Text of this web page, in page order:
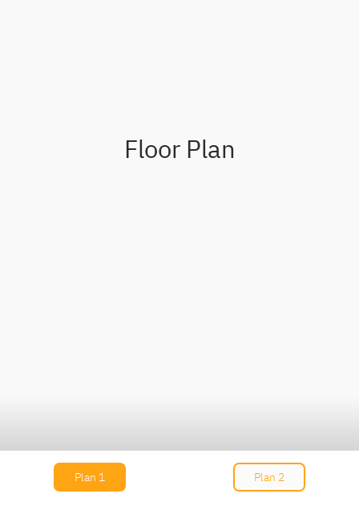
Floor Plan
Plan 1 Plan 2